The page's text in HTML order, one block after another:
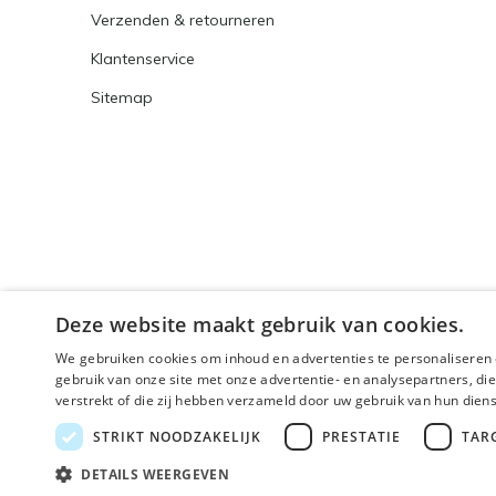
Verzenden & retourneren
Klantenservice
Sitemap
© 2026 - Powered byLightspeed - Theme ByDMWSx
Deze website maakt gebruik van cookies.
We gebruiken cookies om inhoud en advertenties te
gebruik van onze site met onze advertentie- en analysepartners,
verstrekt of die zij hebben verzameld door uw gebruik van hun
STRIKT NOODZAKELIJK
PRESTATIE
DETAILS WEERGEVEN